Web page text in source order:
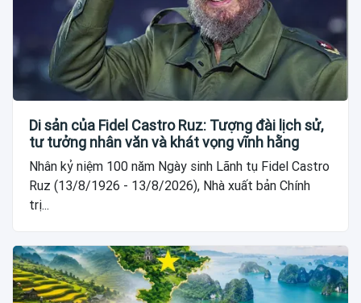
Di sản của Fidel Castro Ruz: Tượng đài lịch sử,
tư tưởng nhân văn và khát vọng vĩnh hằng
Nhân kỷ niệm 100 năm Ngày sinh Lãnh tụ Fidel Castro
Ruz (13/8/1926 - 13/8/2026), Nhà xuất bản Chính
trị...